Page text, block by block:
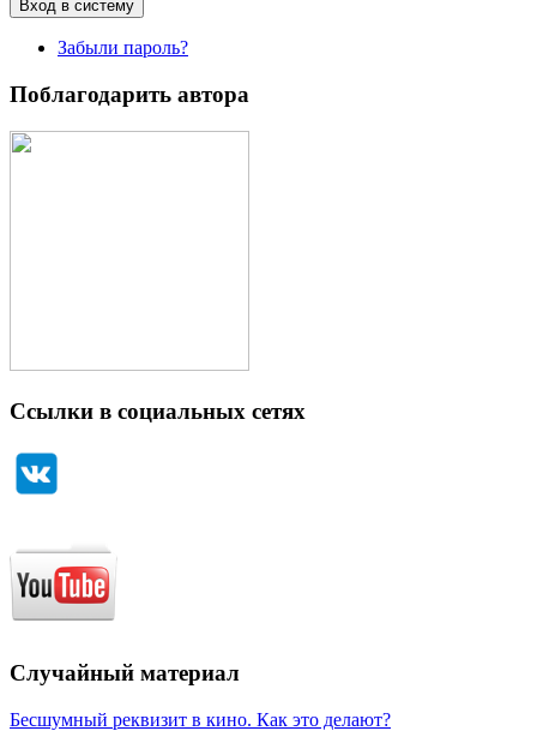
Забыли пароль?
Поблагодарить автора
Ссылки в социальных сетях
Случайный материал
Бесшумный реквизит в кино. Как это делают?